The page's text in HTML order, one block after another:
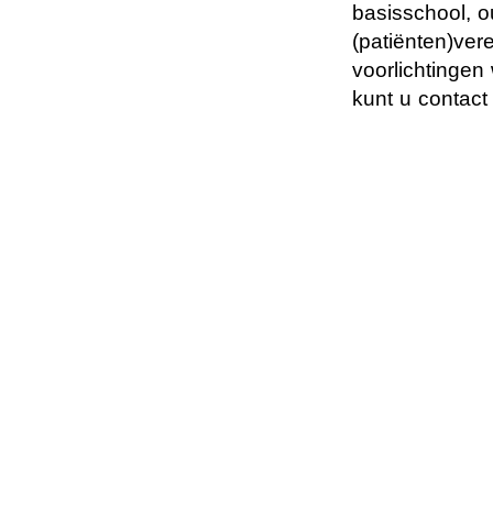
basisschool,
voorlichtingen
kunt u